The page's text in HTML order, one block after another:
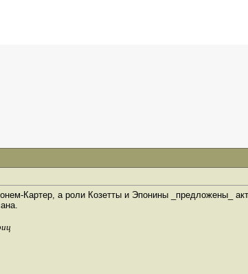
Картер, а роли Козетты и Эпонины _предложены_